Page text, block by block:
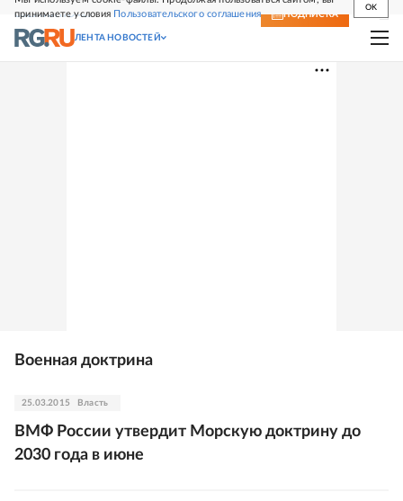
принимаете условия Пользовательского соглашения
OK
СВЕЖИЙ НОМЕР ПОДПИСКА
ЛЕНТА НОВОСТЕЙ
Военная доктрина
25.03.2015 Власть
ВМФ России утвердит Морскую доктрину до
2030 года в июне